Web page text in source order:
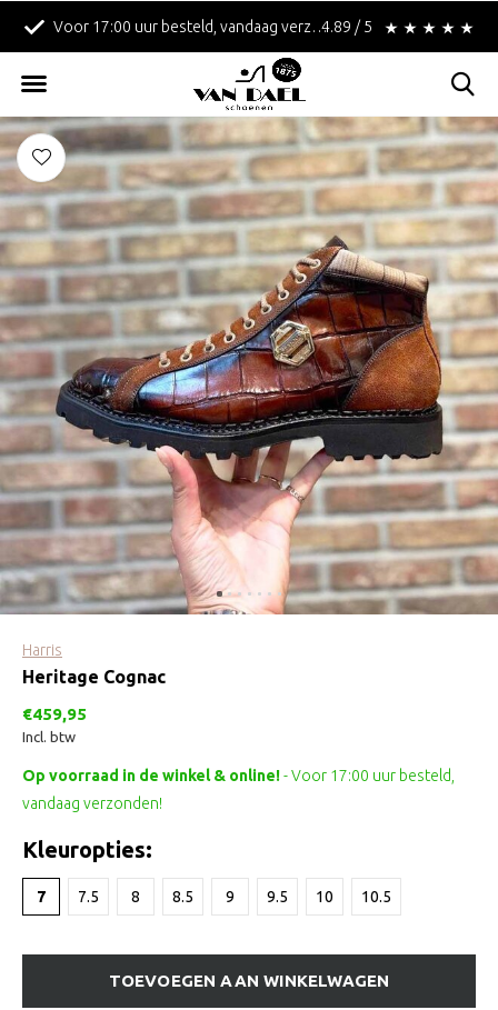
Betaal achteraf met Klarna! Gratis verzending
4.89 / 5
Harris
Heritage Cognac
€459,95
Incl. btw
Op voorraad in de winkel & online!- Voor 17:00 uur besteld,
vandaag verzonden!
Kleuropties:
7 7.5 8 8.5 9 9.5 10 10.5
TOEVOEGEN AAN WINKELWAGEN